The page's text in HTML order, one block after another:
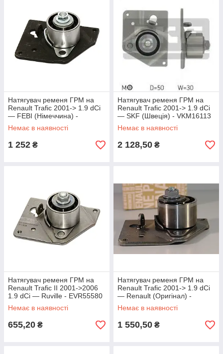
Натягувач ременя ГРМ на
Renault Trafic 2001-> 1.9 dCi
— FEBI (Німеччина) -
FE22055
Немає в наявності
1 252 ₴
Натягувач ременя ГРМ на
Renault Trafic 2001-> 1.9 dCi
— SKF (Швеція) - VKM16113
Немає в наявності
2 128,50 ₴
Натягувач ременя ГРМ на
Renault Trafic II 2001->2006
1.9 dCi — Ruville - EVR55580
Немає в наявності
655,20 ₴
Натягувач ременя ГРМ на
Renault Trafic 2001-> 1.9 dCi
— Renault (Оригінал) -
8200709717
Немає в наявності
1 550,50 ₴